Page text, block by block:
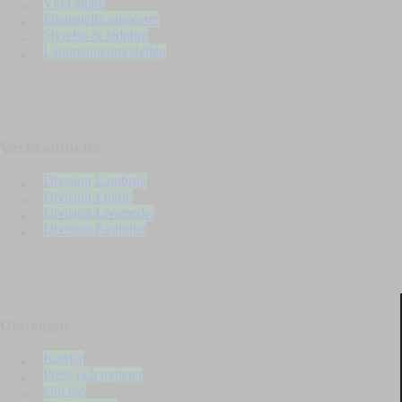
Finansiella rapporter
Styrelse & ledning
Lantmännenmodellen
Division Lantbruk
Division Energi
Division Livsmedel
Division Fastighet
Karriär
Press och nyheter
Om oss